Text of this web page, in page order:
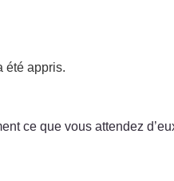
été appris.
ce que vous attendez